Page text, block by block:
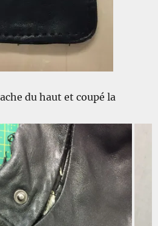
du haut et coupé la